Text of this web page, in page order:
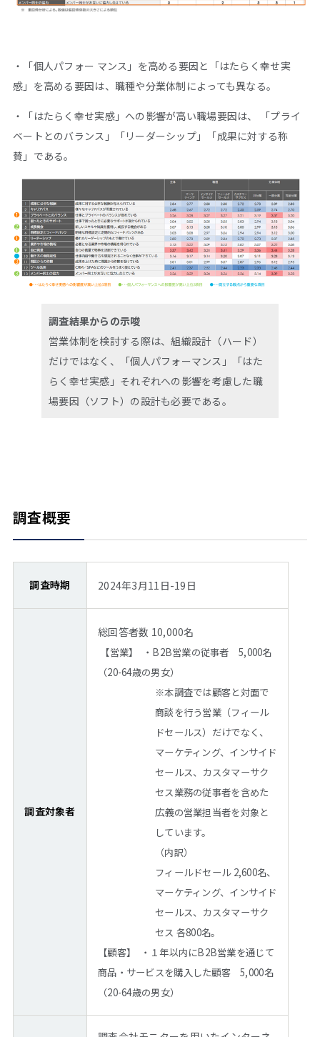
・「個人パフォー マンス」を高める要因と「はたらく幸せ実
感」を高める要因は、職種や分業体制によっても異なる。
・「はたらく幸せ実感」への影響が高い職場要因は、 「プライ
ベートとのバランス」「リーダーシップ」「成果に対する称
賛」である。
調査結果からの示唆
営業体制を検討する際は、組織設計（ハード）
だけではなく、「個人パフォーマンス」「はた
らく幸せ実感」それぞれへの影響を考慮した職
場要因（ソフト）の設計も必要である。
調査概要
調査時期 2024年3月11日-19日
調査対象者
総回答者数 10,000名
【営業】 ・B2B営業の従事者 5,000名
（20-64歳の男女）
※本調査では顧客と対面で
商談を行う営業（フィール
ドセールス）だけでなく、
マーケティング、インサイド
セールス、カスタマーサク
セス業務の従事者を含めた
広義の営業担当者を対象と
しています。
（内訳）
フィールドセール 2,600名、
マーケティング、インサイド
セールス、カスタマーサク
セス 各800名。
【顧客】 ・１年以内にB2B営業を通じて
商品・サービスを購入した顧客 5,000名
（20-64歳の男女）